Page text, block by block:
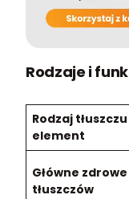
Rodzaje i
Rodzaj
element
Główne
tłuszczów